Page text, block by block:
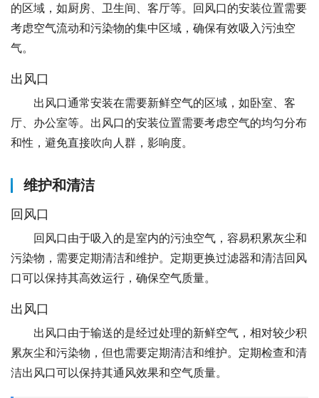
的区域，如厨房、卫生间、客厅等。回风口的安装位置需要
考虑空气流动和污染物的集中区域，确保有效吸入污浊空
气。
出风口
出风口通常安装在需要新鲜空气的区域，如卧室、客
厅、办公室等。出风口的安装位置需要考虑空气的均匀分布
和性，避免直接吹向人群，影响度。
维护和清洁
回风口
回风口由于吸入的是室内的污浊空气，容易积累灰尘和
污染物，需要定期清洁和维护。定期更换过滤器和清洁回风
口可以保持其高效运行，确保空气质量。
出风口
出风口由于输送的是经过处理的新鲜空气，相对较少积
累灰尘和污染物，但也需要定期清洁和维护。定期检查和清
洁出风口可以保持其通风效果和空气质量。